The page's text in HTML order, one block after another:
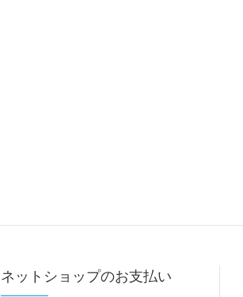
ネットショップのお支払い